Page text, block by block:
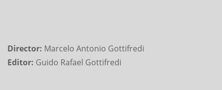
Director: Marcelo Antonio Gottifredi
Editor: Guido Rafael Gottifredi